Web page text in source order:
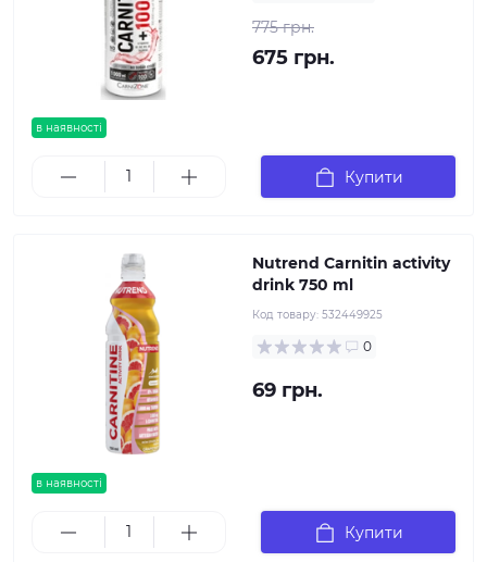
в наявності
775 грн.
675 грн.
Купити
в наявності
Nutrend Carnitin activity
drink 750 ml
Код товару: 532449925
0
69 грн.
Купити